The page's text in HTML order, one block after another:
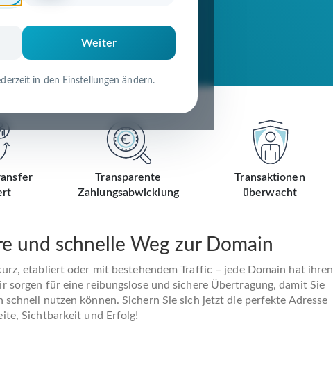
Weiter
in den Einstellungen ändern.
Transparente
Zahlungsabwicklung
Transaktionen
überwacht
und schnelle Weg zur Domain
etabliert oder mit bestehendem Traffic – jede Domain hat ihren
sorgen für eine reibungslose und sichere Übertragung, damit Sie
schnell nutzen können. Sichern Sie sich jetzt die perfekte Adresse
Sichtbarkeit und Erfolg!